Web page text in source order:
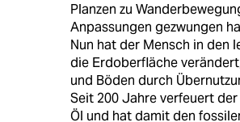
Planzen zu
Anpassungen gezwungen
Nun hat der Mensch in den
die Erdoberfläche
und Böden durch
Seit 200 Jahre verfeuert
Öl und hat damit den